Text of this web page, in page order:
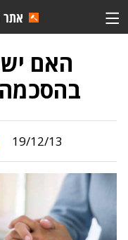
אתר
האם יש
19/12/13